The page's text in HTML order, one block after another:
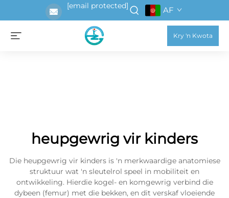
[email protected] AF
Kry 'n Kwota
heupgewrig vir kinders
Die heupgewrig vir kinders is 'n merkwaardige anatomiese
struktuur wat 'n sleutelrol speel in mobiliteit en
ontwikkeling. Hierdie kogel- en komgewrig verbind die
dybeen (femur) met die bekken, en dit verskaf vloeiende